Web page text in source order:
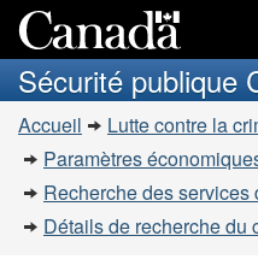
Recherche
et
menus
Sécurité publique
Vous
êtes
ici
Accueil Lutte contre la
Paramètres économiques des
Recherche des services de
Détails de recherche du